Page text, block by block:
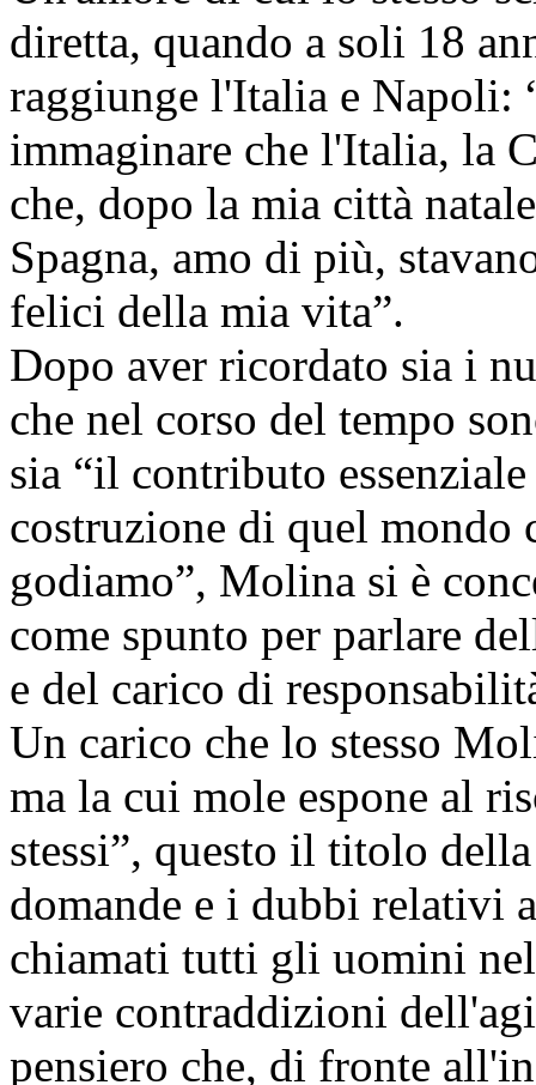
diretta, quando a soli 18
raggiunge l'Italia e Napoli:
immaginare che l'Italia, la
che, dopo la mia città
Spagna, amo di più,
felici della mia vita”.
Dopo aver ricordato sia i
che nel corso del tempo
sia “il contributo
costruzione di quel
godiamo”, Molina si è
come spunto per parlare
e del carico di
Un carico che lo stesso
ma la cui mole espone al
stessi”, questo il titolo
domande e i dubbi relativi
chiamati tutti gli uomini
varie contraddizioni
pensiero che, di fronte